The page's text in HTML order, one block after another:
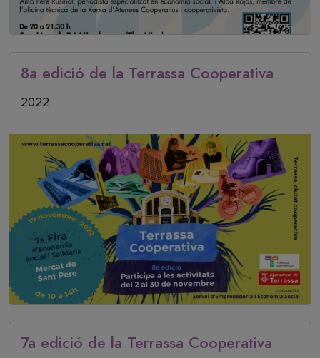
8a edició de la Terrassa Cooperativa
Data inici
2022
7a edició de la Terrassa Cooperativa